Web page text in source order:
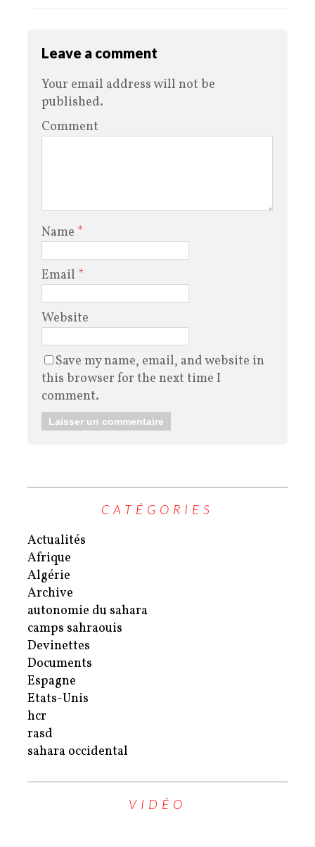
Leave a comment
Your email address will not be
published.
Comment
Name *
Email *
Website
Save my name, email, and website in
this browser for the next time I
comment.
CATÉGORIES
Actualités
Afrique
Algérie
Archive
autonomie du sahara
camps sahraouis
Devinettes
Documents
Espagne
Etats-Unis
hcr
rasd
sahara occidental
VIDÉO